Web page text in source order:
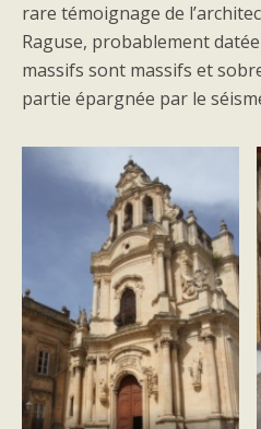
rare témoignage de
Raguse, probablement datée
massifs sont massifs et
partie épargnée par le